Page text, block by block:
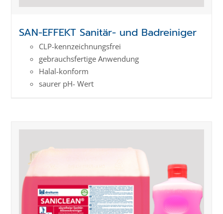
SAN-EFFEKT Sanitär- und Badreiniger
CLP-kenn­zeich­­nungs­frei
gebrauchsfertige Anwendung
Halal-konform
saurer pH- Wert